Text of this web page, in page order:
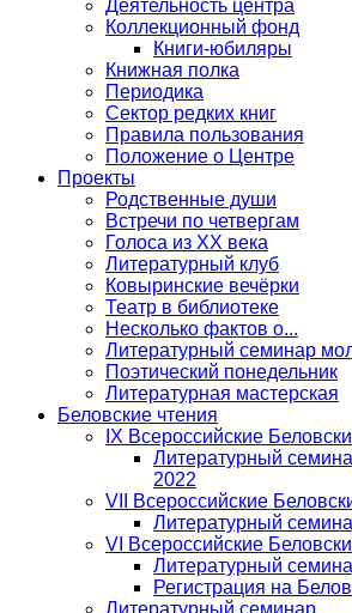
Деятельность центра
Коллекционный фонд
Книги-юбиляры
Книжная полка
Периодика
Сектор редких книг
Правила пользования
Положение о Центре
Проекты
Родственные души
Встречи по четвергам
Голоса из ХХ века
Литературный клуб
Ковыринские вечёрки
Театр в библиотеке
Несколько фактов о...
Литературный семинар
Поэтический понедельник
Литературная мастерская
Беловские чтения
IX Всероссийские
Литературный
2022
VII Всероссийские
Литературный
VI Всероссийские
Литературный
Регистрация на